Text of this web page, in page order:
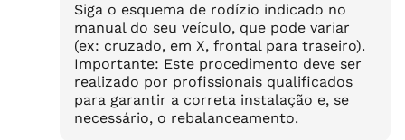
Siga o esquema de rodízio indicado no
manual do seu veículo, que pode variar
(ex: cruzado, em X, frontal para traseiro).
Importante: Este procedimento deve ser
realizado por profissionais qualificados
para garantir a correta instalação e, se
necessário, o rebalanceamento.